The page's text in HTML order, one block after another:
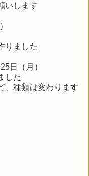
いします
ました
（月）
た
種類は変わります